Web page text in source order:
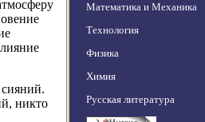
никто
Математика и Механика
Технология
Физика
Химия
Русская литература